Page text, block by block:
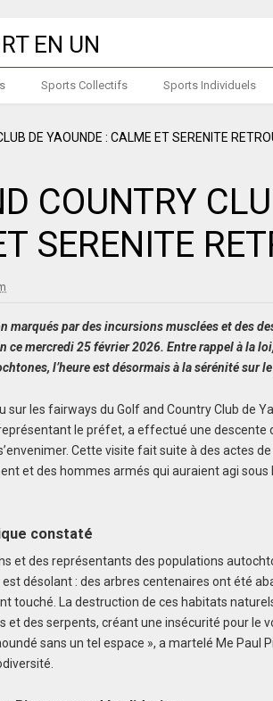
Sports Collectifs Sports Individuels
COUNTRY
SERENITE
marqués par des incursions musclées et des
ce mercredi 25 février 2026. Entre rappel à la
l’heure est désormais à la sérénité sur
sur les fairways du Golf and Country Club de
le préfet, a effectué une descente
Cette visite fait suite à des actes
et des hommes armés qui auraient agi sous
constaté
et des représentants des populations
désolant : des arbres centenaires ont été
touché. La destruction de ces habitats
des serpents, créant une insécurité pour le
sans un tel espace », a martelé Me Paul